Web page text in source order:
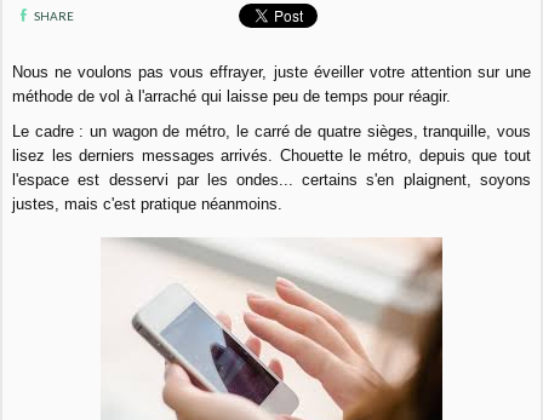
SHARE
Nous ne voulons pas vous effrayer, juste éveiller votre attention sur une
méthode de vol à l'arraché qui laisse peu de temps pour réagir.
Le cadre : un wagon de métro, le carré de quatre sièges, tranquille, vous
lisez les derniers messages arrivés. Chouette le métro, depuis que tout
l'espace est desservi par les ondes... certains s'en plaignent, soyons
justes, mais c'est pratique néanmoins.